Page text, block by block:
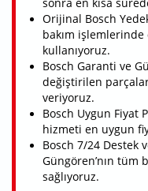
Orijinal Bosch
bakım
kullanıyoruz.
Bosch Garanti ve
değiştirilen
veriyoruz.
Bosch Uygun Fiyat
hizmeti en uygun
Bosch 7/24 Destek
Güngören’nın tüm
sağlıyoruz.